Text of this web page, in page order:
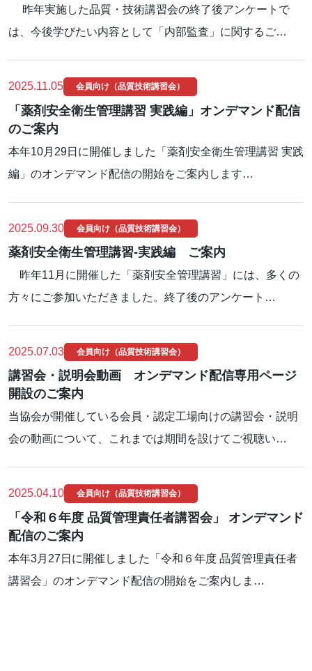
昨年実施した品質・技術講習会の終了後アンケートで
は、今後学びたい内容として「内部監査」に関するご…
2025.11.05 会員向け（品質技術講習会）
「薬剤安全衛生管理講習 実践編」オンデマンド配信
のご案内
本年10月29日に開催しました「薬剤安全衛生管理講習 実践
編」のオンデマンド配信の開始をご案内します…
2025.09.30 会員向け（品質技術講習会）
薬剤安全衛生管理講習-実践編 ご案内
昨年11月に開催した「薬剤安全管理講習」には、多くの
方々にご参加いただきました。終了後のアンケート…
2025.07.03 会員向け（品質技術講習会）
講習会・説明会動画 オンデマンド配信専用ページ
開設のご案内
当協会が開催している会員・認定工場向けの講習会・説明
会の動画について、これまでは期間を設けてご視聴い…
2025.04.10 会員向け（品質技術講習会）
「令和６年度 品質管理責任者講習会」 オンデマンド
配信のご案内
本年3月27日に開催しました「令和６年度 品質管理責任者
講習会」のオンデマンド配信の開始をご案内しま…